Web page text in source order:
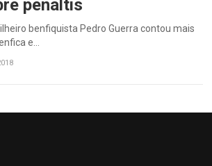
penaltis
benfiquista Pedro Guerra contou mais
e…